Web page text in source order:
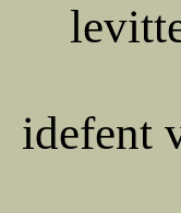
idefent